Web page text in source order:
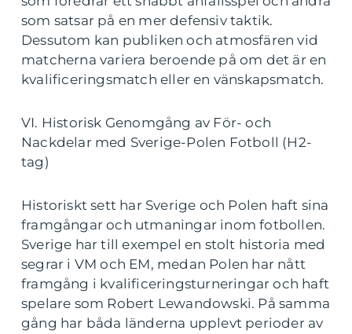
som satsar på en mer defensiv taktik.
Dessutom kan publiken och atmosfären vid
matcherna variera beroende på om det är en
kvalificeringsmatch eller en vänskapsmatch.
VI. Historisk Genomgång av För- och
Nackdelar med Sverige-Polen Fotboll (H2-
tag)
Historiskt sett har Sverige och Polen haft sina
framgångar och utmaningar inom fotbollen.
Sverige har till exempel en stolt historia med
segrar i VM och EM, medan Polen har nått
framgång i kvalificeringsturneringar och haft
spelare som Robert Lewandowski. På samma
gång har båda länderna upplevt perioder av